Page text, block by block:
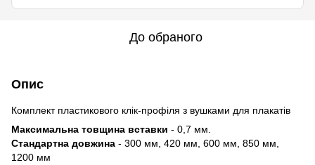
До обраного
Опис
Комплект пластикового клік-профіля з вушками для плакатів
Максимальна товщина вставки - 0,7 мм.
Стандартна довжина - 300 мм, 420 мм, 600 мм, 850 мм,
1200 мм